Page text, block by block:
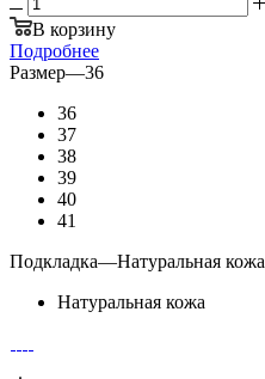
В корзину
Подробнее
Размер—36
36
37
38
39
40
41
Подкладка—Натуральная кожа
Натуральная кожа